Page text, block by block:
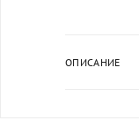
ОПИСАНИЕ